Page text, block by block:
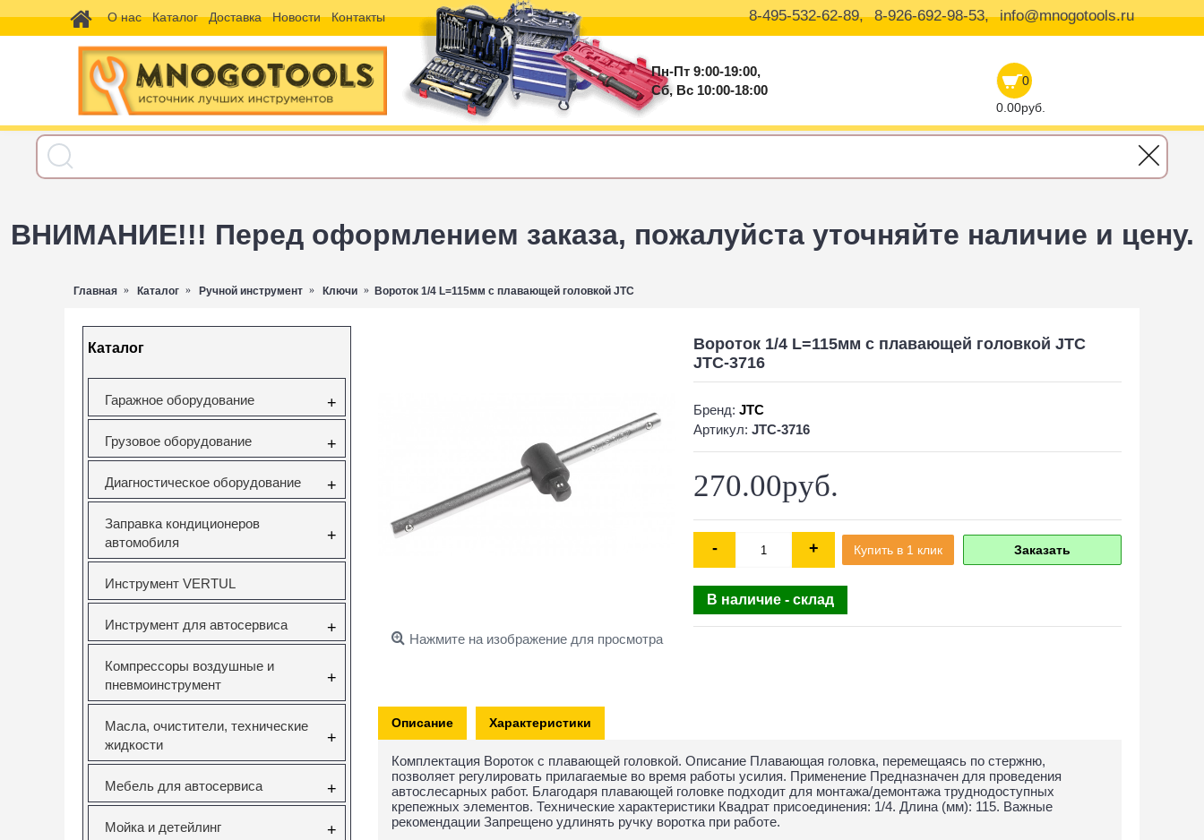
О нас Каталог Доставка Новости Контакты 8-495-532-62-89, 8-926-692-98-53, info@mnogotools.ru
Пн-Пт 9:00-19:00,
Сб, Вс 10:00-18:00
0
0.00руб.
ВНИМАНИЕ!!! Перед оформлением заказа, пожалуйста уточняйте наличие и цену.
Главная Каталог Ручной инструмент Ключи Вороток 1/4 L=115мм с плавающей головкой JTC
Каталог
Гаражное оборудование +
Грузовое оборудование +
Диагностическое оборудование +
Заправка кондиционеров
автомобиля
+
Инструмент VERTUL
Инструмент для автосервиса +
Компрессоры воздушные и
пневмоинструмент
+
Масла, очистители, технические
жидкости
+
Мебель для автосервиса +
Мойка и детейлинг +
Нажмите на изображение для просмотра
Вороток 1/4 L=115мм с плавающей головкой JTC
JTC-3716
Бренд: JTC
Артикул: JTC-3716
270.00руб.
- + Купить в 1 клик Заказать
В наличие - склад
Описание Характеристики
Комплектация Вороток с плавающей головкой. Описание Плавающая головка, перемещаясь по стержню,
позволяет регулировать прилагаемые во время работы усилия. Применение Предназначен для проведения
автослесарных работ. Благодаря плавающей головке подходит для монтажа/демонтажа труднодоступных
крепежных элементов. Технические характеристики Квадрат присоединения: 1/4. Длина (мм): 115. Важные
рекомендации Запрещено удлинять ручку воротка при работе.